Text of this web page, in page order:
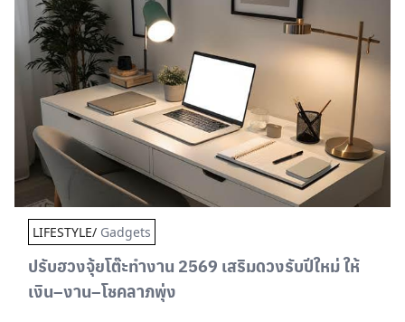
LIFESTYLE/ Gadgets
ปรับฮวงจุ้ยโต๊ะทำงาน 2569 เสริมดวงรับปีใหม่ ให้
เงิน–งาน–โชคลาภพุ่ง